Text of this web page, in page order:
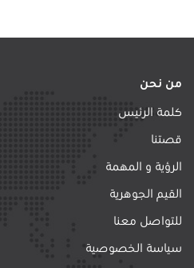
من نحن
كلمة الرئيس
قصتنا
الرؤية و المهمة
القيم الجوهرية
للتواصل معنا
سياسة الخصوصية